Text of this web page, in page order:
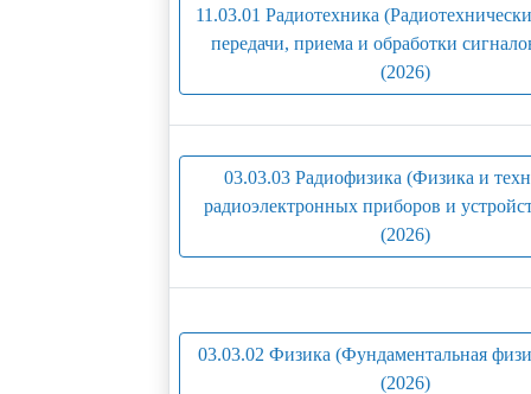
11.03.01 Радиотехника
передачи, приема и обработки
(2026)
03.03.03 Радиофизика (Физика и
радиоэлектронных приборов и
(2026)
03.03.02 Физика (Фундаментальная
(2026)